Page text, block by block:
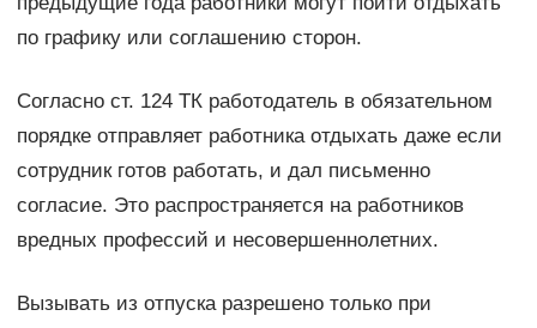
по графику или соглашению сторон.
Согласно ст. 124 ТК работодатель в обязательном
порядке отправляет работника отдыхать даже если
сотрудник готов работать, и дал письменно
согласие. Это распространяется на работников
вредных профессий и несовершеннолетних.
Вызывать из отпуска разрешено только при